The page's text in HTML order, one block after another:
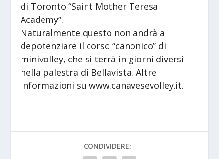
di Toronto “Saint Mother Teresa
Academy”.
Naturalmente questo non andrà a
depotenziare il corso “canonico” di
minivolley, che si terrà in giorni diversi
nella palestra di Bellavista. Altre
informazioni su www.canavesevolley.it.
CONDIVIDERE: